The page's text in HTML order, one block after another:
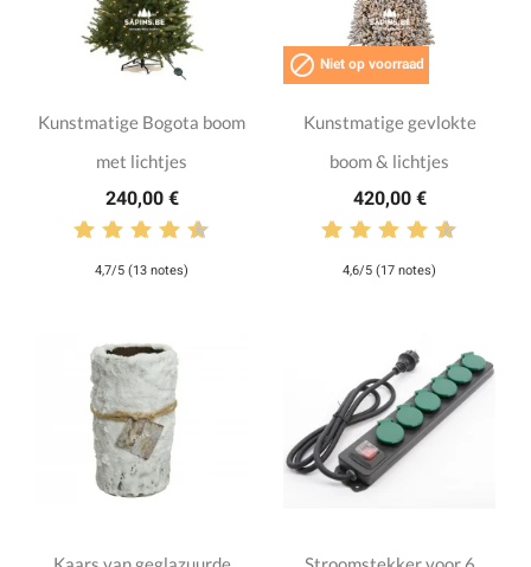
Kunstmatige Bogota boom
met lichtjes
240,00 €
4,7/5 (13 notes)
 Niet op voorraad
Kunstmatige gevlokte
boom & lichtjes
420,00 €
4,6/5 (17 notes)